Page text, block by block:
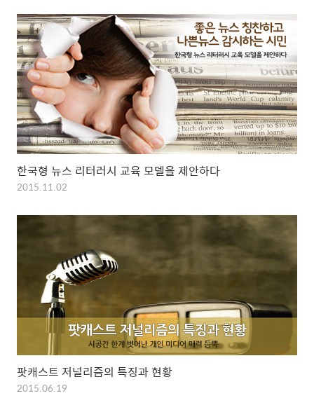
한국형 뉴스 리터러시 교육 모델을 제안하다
2015.11.02
팟캐스트 저널리즘의 특징과 현황
2015.06.19